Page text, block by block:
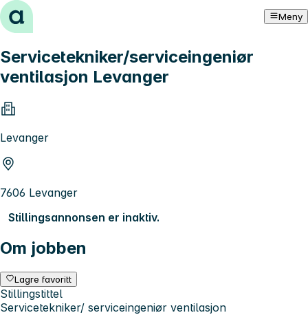
Hopp til innhold Meny
Servicetekniker/serviceingeniør
ventilasjon Levanger
Levanger
7606 Levanger
Stillingsannonsen er inaktiv.
Om jobben
Lagre favoritt
Stillingstittel
Servicetekniker/ serviceingeniør ventilasjon